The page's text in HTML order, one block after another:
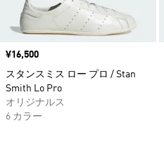
価格
¥16,500
スタンスミス ロー プロ / Stan
Smith Lo Pro
オリジナルス
6 カラー